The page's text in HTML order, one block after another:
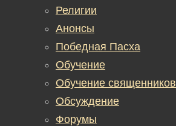
Религии
Анонсы
Победная Пасха
Обучение
Обучение священников
Обсуждение
Форумы